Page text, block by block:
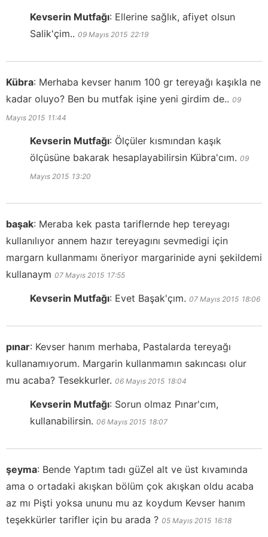
Kevserin Mutfağı: Ellerine sağlık, afiyet olsun
Salik'çim.. 09 Mayıs 2015 22:19
Kübra: Merhaba kevser hanım 100 gr tereyağı kaşıkla ne
kadar oluyo? Ben bu mutfak işine yeni girdim de.. 09
Mayıs 2015 11:44
Kevserin Mutfağı: Ölçüler kısmından kaşık
ölçüsüne bakarak hesaplayabilirsin Kübra'cım. 09
Mayıs 2015 13:20
başak: Meraba kek pasta tariflernde hep tereyagı
kullanılıyor annem hazır tereyagını sevmedigi için
margarn kullanmamı öneriyor margarinide ayni şekildemi
kullanaym 07 Mayıs 2015 17:55
Kevserin Mutfağı: Evet Başak'çım. 07 Mayıs 2015 18:06
pınar: Kevser hanım merhaba, Pastalarda tereyağı
kullanamıyorum. Margarin kullanmamın sakıncası olur
mu acaba? Tesekkurler. 06 Mayıs 2015 18:04
Kevserin Mutfağı: Sorun olmaz Pınar'cım,
kullanabilirsin. 06 Mayıs 2015 18:07
şeyma: Bende Yaptım tadı güZel alt ve üst kıvamında
ama o ortadaki akışkan bölüm çok akışkan oldu acaba
az mı Pişti yoksa ununu mu az koydum Kevser hanım
teşekkürler tarifler için bu arada ? 05 Mayıs 2015 16:18